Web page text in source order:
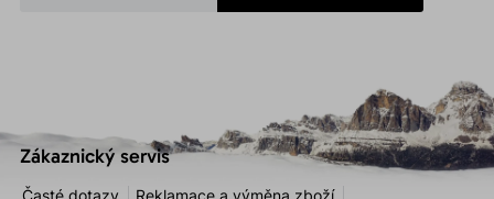
Zákaznický servis
Časté dotazy Reklamace a výměna zboží